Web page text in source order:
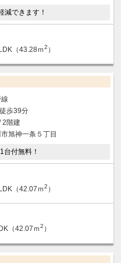
減できます！
（43.28ｍ2 ）
歩39分
2階建
旭神一条５丁目
付無料！
（42.07ｍ2 ）
（42.07ｍ2 ）